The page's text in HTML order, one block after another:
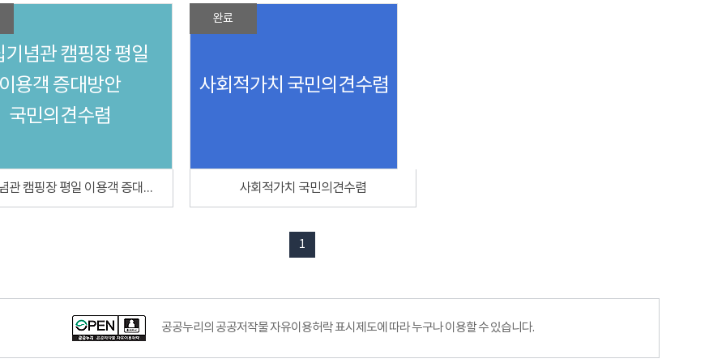
기념관 캠핑장 평일
용객 증대방안
국민의견수렴
독립기념관 캠핑장 평일 이용객 증대방안 국민의견수렴
완료
사회적가치 국민의견수렴
사회적가치 국민의견수렴
1
공공누리의 공공저작물 자유이용허락 표시제도에 따라 누구나 이용할 수 있습니다.